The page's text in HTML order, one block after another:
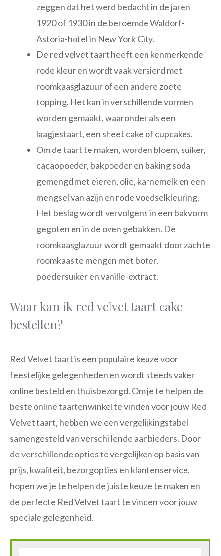
zeggen dat het werd bedacht in de jaren
1920 of 1930 in de beroemde Waldorf-
Astoria-hotel in New York City.
De red velvet taart heeft een kenmerkende
rode kleur en wordt vaak versierd met
roomkaasglazuur of een andere zoete
topping. Het kan in verschillende vormen
worden gemaakt, waaronder als een
laagjestaart, een sheet cake of cupcakes.
Om de taart te maken, worden bloem, suiker,
cacaopoeder, bakpoeder en baking soda
gemengd met eieren, olie, karnemelk en een
mengsel van azijn en rode voedselkleuring.
Het beslag wordt vervolgens in een bakvorm
gegoten en in de oven gebakken. De
roomkaasglazuur wordt gemaakt door zachte
roomkaas te mengen met boter,
poedersuiker en vanille-extract.
Waar kan ik red velvet taart cake
bestellen?
Red Velvet taart is een populaire keuze voor
feestelijke gelegenheden en wordt steeds vaker
online besteld en thuisbezorgd. Om je te helpen de
beste online taartenwinkel te vinden voor jouw Red
Velvet taart, hebben we een vergelijkingstabel
samengesteld van verschillende aanbieders. Door
de verschillende opties te vergelijken op basis van
prijs, kwaliteit, bezorgopties en klantenservice,
hopen we je te helpen de juiste keuze te maken en
de perfecte Red Velvet taart te vinden voor jouw
speciale gelegenheid.